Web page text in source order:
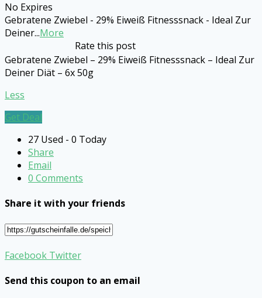
No Expires
Gebratene Zwiebel - 29% Eiweiß Fitnesssnack - Ideal Zur
Deiner...More
Rate this post
Gebratene Zwiebel – 29% Eiweiß Fitnesssnack – Ideal Zur
Deiner Diät – 6x 50g
Less
Get Deal
27 Used - 0 Today
Share
Email
0 Comments
Share it with your friends
Facebook Twitter
Send this coupon to an email